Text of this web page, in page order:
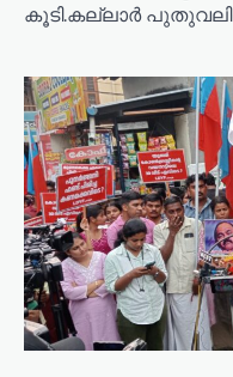
കൂടി.കല്ലാർ